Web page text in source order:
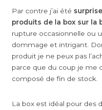
Par contre j’ai été
produits de la box sur la
rupture occasionnelle ou
dommage et intrigant.
produit je ne peux pas
parce que du coup je me
composé de fin de stock.
La box est idéal pour des